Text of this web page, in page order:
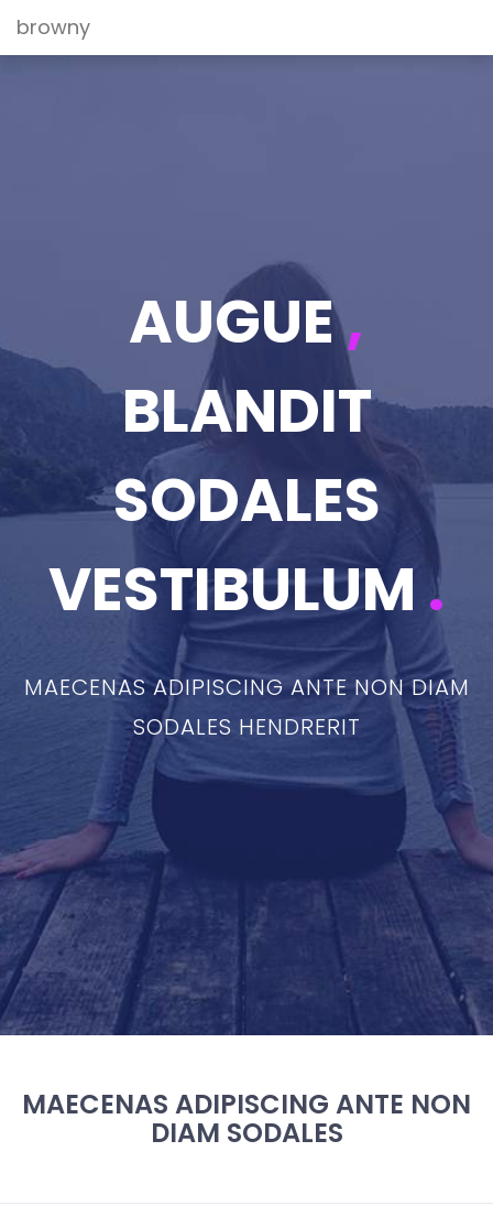
browny
AUGUE,
BLANDIT
SODALES
VESTIBULUM.
MAECENAS ADIPISCING ANTE NON DIAM
SODALES HENDRERIT
MAECENAS ADIPISCING ANTE NON
DIAM SODALES